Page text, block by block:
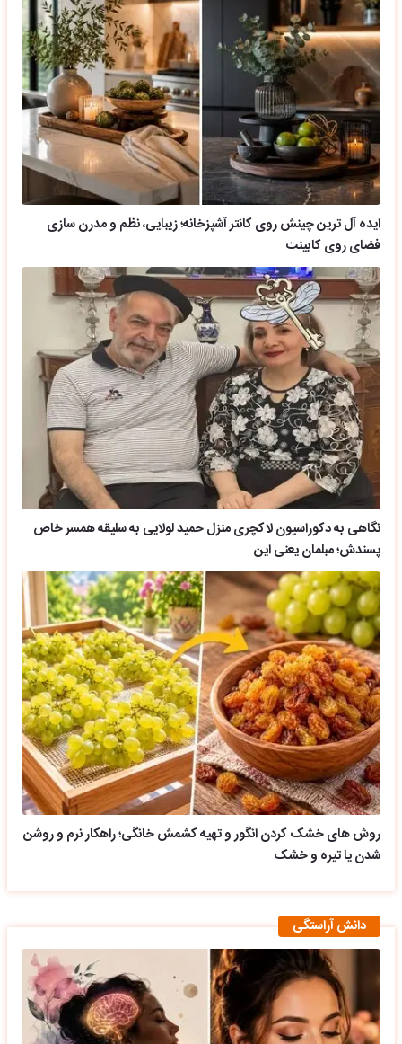
ایده آل ترین چینش روی کانتر آشپزخانه؛ زیبایی، نظم و مدرن سازی
فضای روی کابینت
نگاهی به دکوراسیون لاکچری منزل حمید لولایی به سلیقه همسر خاص
پسندش؛ مبلمان یعنی این
روش های خشک کردن انگور و تهیه کشمش خانگی؛ راهکار نرم و روشن
شدن یا تیره و خشک
دانش آراستگی